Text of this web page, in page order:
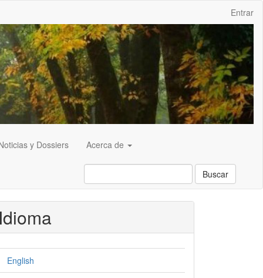
Entrar
y Dossiers Acerca de
Buscar
English